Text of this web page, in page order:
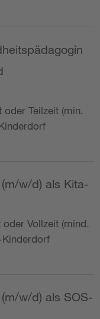
Teilzeit (min.
w/d) als Kita-
Vollzeit (mind.
w/d) als SOS-